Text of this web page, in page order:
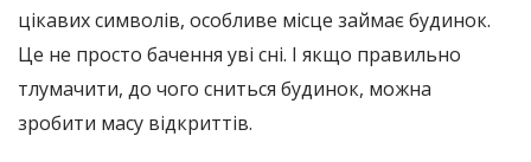
цікавих символів, особливе місце займає будинок.
Це не просто бачення уві сні. І якщо правильно
тлумачити, до чого сниться будинок, можна
зробити масу відкриттів.